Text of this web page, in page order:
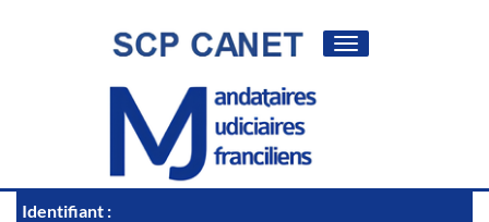
Toggle
Identifiant :